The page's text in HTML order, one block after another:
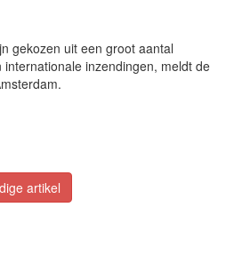
gekozen uit een groot aantal
internationale inzendingen, meldt de
artikel